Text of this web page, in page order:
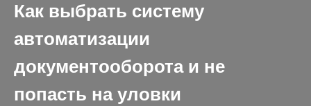
Как выбрать систему
автоматизации
документооборота и не
попасть на уловки